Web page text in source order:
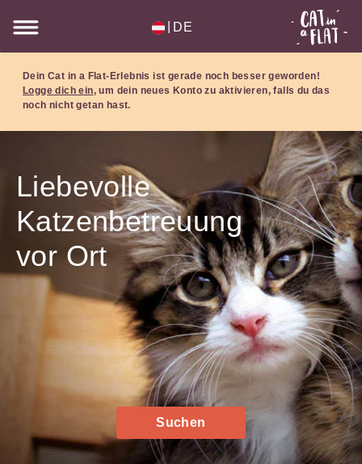
DE
Dein Cat in a Flat-Erlebnis ist gerade noch besser geworden!
Logge dich ein, um dein neues Konto zu aktivieren, falls du das
noch nicht getan hast.
Liebevolle
Katzenbetreuung
vor Ort
Suchen